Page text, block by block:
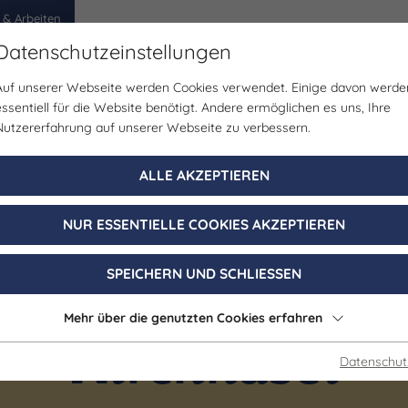
Arbeiten
Erlebnisse Veranstaltungen Planen
Kirchhasel
unserer Webseite werden Cookies verwendet. Einige davon
für die Website benötigt. Andere ermöglichen es uns, Ihre
auf unserer Webseite zu verbessern.
ALLE AKZEPTIEREN
NUR ESSENTIELLE COOKIES AKZEPTIEREN
SPEICHERN UND SCHLIESSEN
Mehr über die genutzten Cookies erfahren